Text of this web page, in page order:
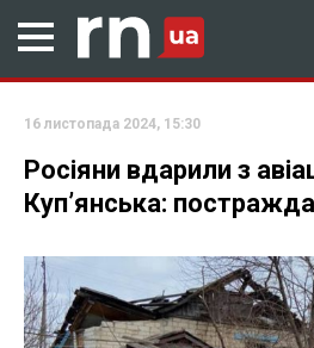
16 листопада 2024, 15:30
Росіяни вдарили з
Купʼянська: